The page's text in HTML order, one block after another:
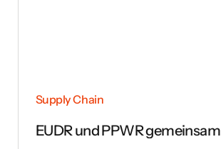
Supply Chain
EUDR und PPWR gemeinsam